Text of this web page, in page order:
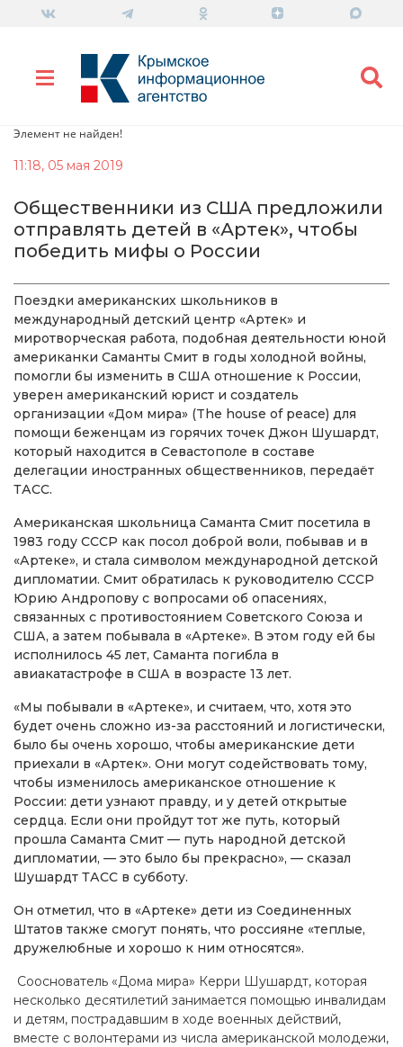
Элемент не найден!
11:18, 05 мая 2019
Общественники из США предложили
отправлять детей в «Артек», чтобы
победить мифы о России
Поездки американских школьников в
международный детский центр «Артек» и
миротворческая работа, подобная деятельности юной
американки Саманты Смит в годы холодной войны,
помогли бы изменить в США отношение к России,
уверен американский юрист и создатель
организации «Дом мира» (The house of peace) для
помощи беженцам из горячих точек Джон Шушардт,
который находится в Севастополе в составе
делегации иностранных общественников, передаёт
ТАСС.
Американская школьница Саманта Смит посетила в
1983 году СССР как посол доброй воли, побывав и в
«Артеке», и стала символом международной детской
дипломатии. Смит обратилась к руководителю СССР
Юрию Андропову с вопросами об опасениях,
связанных с противостоянием Советского Союза и
США, а затем побывала в «Артеке». В этом году ей бы
исполнилось 45 лет, Саманта погибла в
авиакатастрофе в США в возрасте 13 лет.
«Мы побывали в «Артеке», и считаем, что, хотя это
будет очень сложно из-за расстояний и логистически,
было бы очень хорошо, чтобы американские дети
приехали в «Артек». Они могут содействовать тому,
чтобы изменилось американское отношение к
России: дети узнают правду, и у детей открытые
сердца. Если они пройдут тот же путь, который
прошла Саманта Смит — путь народной детской
дипломатии, — это было бы прекрасно», — сказал
Шушардт ТАСС в субботу.
Он отметил, что в «Артеке» дети из Соединенных
Штатов также смогут понять, что россияне «теплые,
дружелюбные и хорошо к ним относятся».
Сооснователь «Дома мира» Керри Шушардт, которая
несколько десятилетий занимается помощью инвалидам
и детям, пострадавшим в ходе военных действий,
вместе с волонтерами из числа американской молодежи,